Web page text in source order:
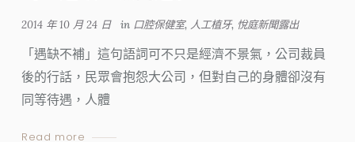
2014 年 10 月 24 日 in 口腔保健室, 人工植牙, 悅庭新聞露出
「遇缺不補」這句語詞可不只是經濟不景氣，公司裁員
後的行話，民眾會抱怨大公司，但對自己的身體卻沒有
同等待遇，人體
Read more